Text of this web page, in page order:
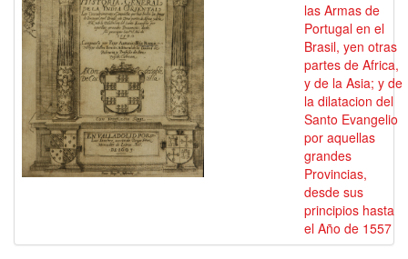
las Armas de
Portugal en el
Brasil, yen otras
partes de Africa,
y de la Asia; y de
la dilatacion del
Santo Evangelio
por aquellas
grandes
Provincias,
desde sus
principios hasta
el Año de 1557